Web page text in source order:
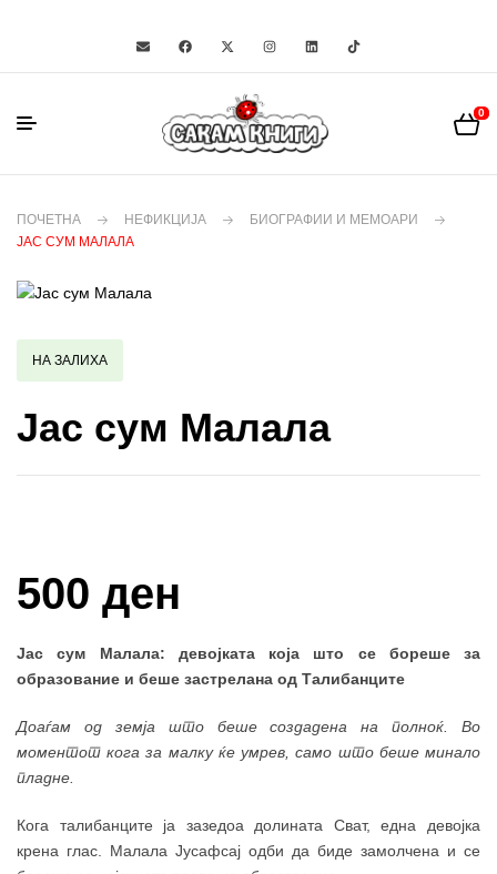
0
ПОЧЕТНА НЕФИКЦИЈА
БИОГРАФИИ И МЕМОАРИ
ЈАС СУМ МАЛАЛА
НА ЗАЛИХА
Јас сум Малала
500 ден
Јас сум Малала: девојката која што се бореше за
образование и беше застрелана од Талибанците
Доаѓам од земја што беше создадена на полноќ. Во
моментот кога за малку ќе умрев, само што беше минало
пладне.
Кога талибанците ја зазедоа долината Сват, една девојка
крена глас. Малала Јусафсај одби да биде замолчена и се